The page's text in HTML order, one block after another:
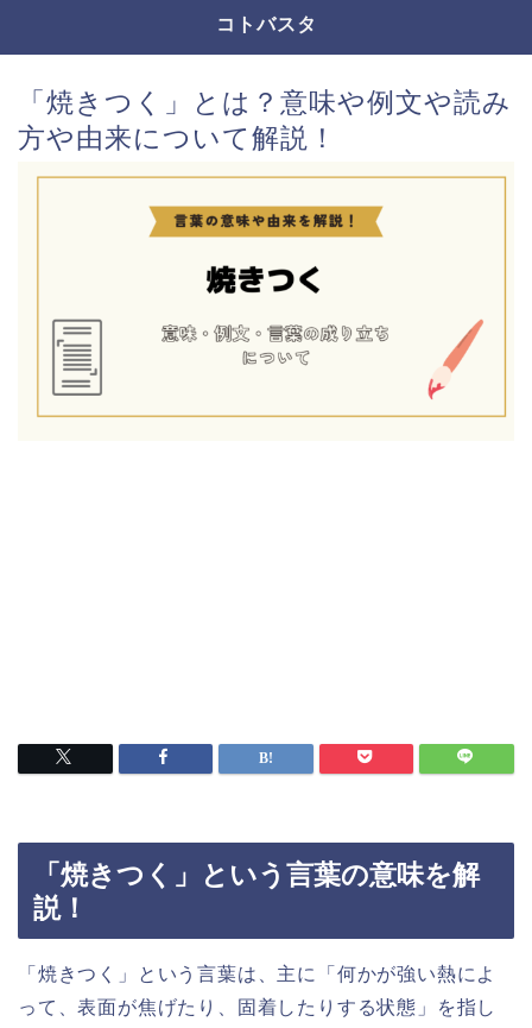
コトバスタ
「焼きつく」とは？意味や例文や読み
方や由来について解説！
「焼きつく」という言葉の意味を解
説！
「焼きつく」という言葉は、主に「何かが強い熱によ
って、表面が焦げたり、固着したりする状態」を指し